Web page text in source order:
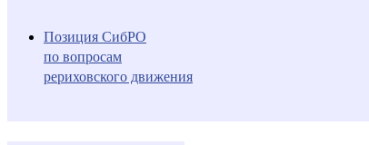
Позиция СибРО
по вопросам
рериховского движения